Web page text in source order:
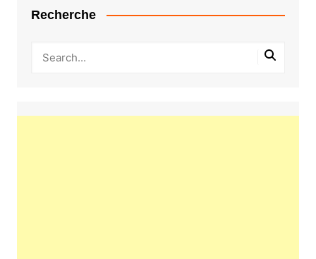
Recherche